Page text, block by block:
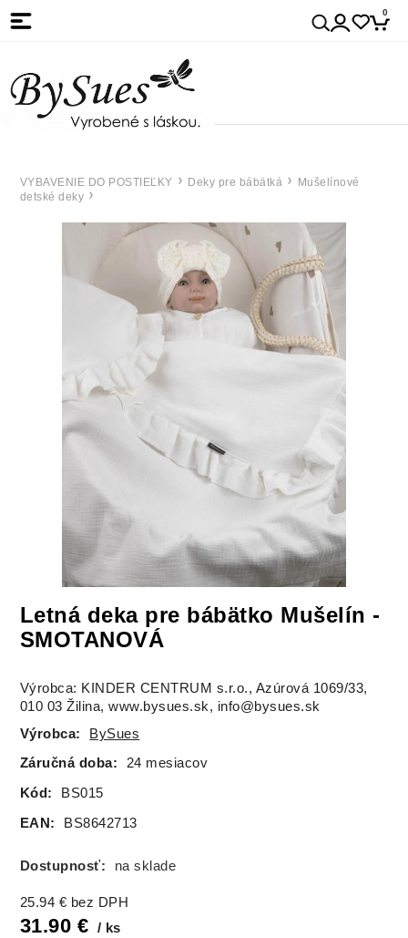
0
VYBAVENIE DO POSTIEĽKY Deky pre bábätká
Mušelínové
detské deky
Letná deka pre bábätko Mušelín -
SMOTANOVÁ
Výrobca: KINDER CENTRUM s.r.o., Azúrová 1069/33,
010 03 Žilina, www.bysues.sk, info@bysues.sk
Výrobca:
BySues
Záručná doba: 24 mesiacov
Kód: BS015
EAN: BS8642713
Dostupnosť: na sklade
25.94 € bez DPH
31.90 € ks